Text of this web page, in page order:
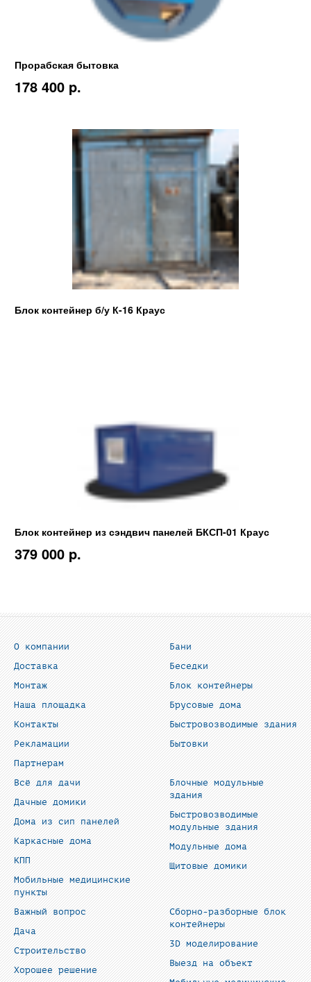
Прорабская бытовка
178 400 p.
Блок контейнер б/у К-16 Краус
Блок контейнер из сэндвич панелей БКСП-01 Краус
379 000 p.
О компании
Доставка
Монтаж
Наша площадка
Контакты
Рекламации
Партнерам
Бани
Беседки
Блок контейнеры
Брусовые дома
Быстровозводимые здания
Бытовки
Всё для дачи
Дачные домики
Дома из сип панелей
Каркасные дома
КПП
Мобильные медицинские
пункты
Блочные модульные
здания
Быстровозводимые
модульные здания
Модульные дома
Щитовые домики
Важный вопрос
Дача
Строительство
Хорошее решение
Сборно-разборные блок
контейнеры
3D моделирование
Выезд на объект